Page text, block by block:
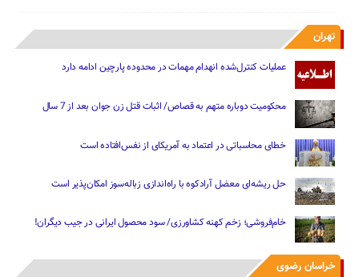
تهران
عملیات کنترل‌شده انهدام مهمات در محدوده پارچین ادامه دارد
محکومیت دوباره متهم به قصاص/ اثبات قتل زن جوان بعد از 7 سال
خطای محاسباتی در اعتماد به آمریکای از نفس‌افتاده است
حل ریشه‌ای معضل آرادکوه با راه‌اندازی زباله‌سوز امکان‌پذیر است
خام‌فروشی؛ زخم کهنه کشاورزی/ سود محصول ایرانی در جیب دیگران!
خراسان رضوی